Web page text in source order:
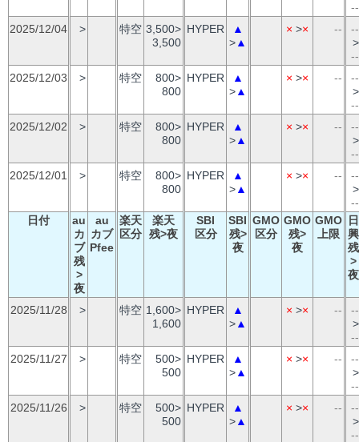
--
2025/12/04
> 特空 3,500>
3,500
HYPER
▲
>▲
× >× --
--
>
--
2025/12/03
> 特空
800>
800
HYPER
▲
>▲
× >× --
--
>
--
2025/12/02
> 特空
800>
800
HYPER
▲
>▲
× >× --
--
>
--
2025/12/01
> 特空
800>
800
HYPER
▲
>▲
× >× --
--
>
--
日付
au
カ
ブ
残
>
夜
au
カブ
Pfee
楽天
区分
楽天
残>夜
SBI
区分
SBI
残>
夜
GMO
区分
GMO
残>
夜
GMO
上限
日
興
残
>
夜
2025/11/28 > 特空 1,600>
1,600
HYPER
▲
>▲
× >× --
--
>
--
2025/11/27
> 特空
500>
500
HYPER
▲
>▲
× >× --
--
>
--
2025/11/26
> 特空
500>
500
HYPER
▲
>▲
× >× --
--
>
--